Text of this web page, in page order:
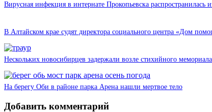
Вирусная инфекция в интернате Прокопьевска распространилась
В Алтайском крае судят директора социального центра «Дом
Нескольких новосибирцев задержали возле стихийного
На берегу Оби в районе парка Арена нашли мертвое тело
Добавить комментарий